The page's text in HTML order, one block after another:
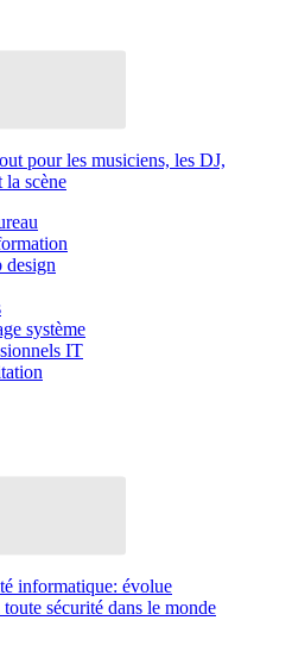
pour les musiciens, les DJ,
la scène
design
système
IT
informatique: évolue
sécurité dans le monde